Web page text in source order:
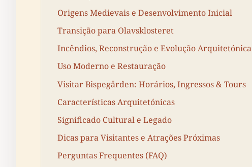
Origens Medievais e Desenvolvimento Inicial
Transição para Olavsklosteret
Incêndios, Reconstrução e Evolução Arquitetónica
Uso Moderno e Restauração
Visitar Bispegården: Horários, Ingressos & Tours
Características Arquitetónicas
Significado Cultural e Legado
Dicas para Visitantes e Atrações Próximas
Perguntas Frequentes (FAQ)